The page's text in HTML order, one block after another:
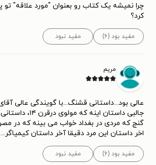
چرا نمیشه یک کتاب رو بعنوان "مورد علاقه" تو
کرد؟
مفید بود (۶) مفید نبود
مریم
عالی بود...داستانی قشنگ...با گویندگی عالی
جالبی داستان اینه
گنج که مردی در بغداد خواب می بینه که در
اخر داستان این مرد دقیقا آخر داستان
مفید بود (۶) مفید نبود